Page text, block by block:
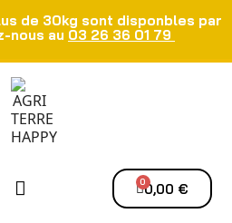
de 30kg sont disponbles par
nous au 03 26 36 01 79
0,00 €